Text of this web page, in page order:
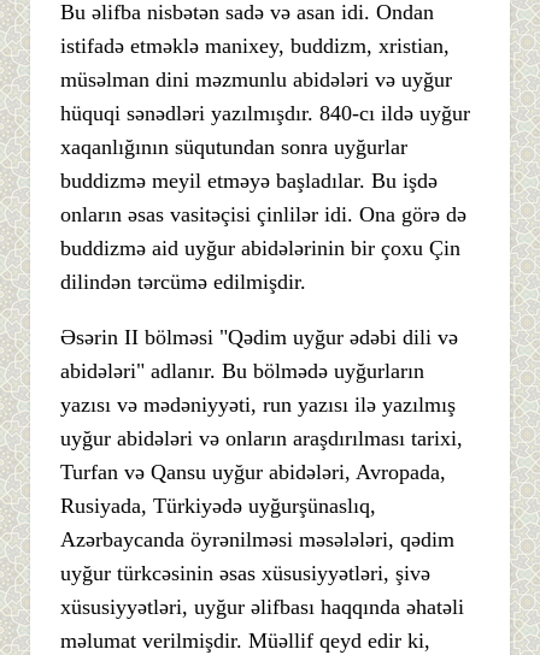
Bu əlifba nisbətən sadə və asan idi. Ondan
istifadə etməklə manixey, buddizm, xristian,
müsəlman dini məzmunlu abidələri və uyğur
hüquqi sənədləri yazılmışdır. 840-cı ildə uyğur
xaqanlığının süqutundan sonra uyğurlar
buddizmə meyil etməyə başladılar. Bu işdə
onların əsas vasitəçisi çinlilər idi. Ona görə də
buddizmə aid uyğur abidələrinin bir çoxu Çin
dilindən tərcümə edilmişdir.
Əsərin II bölməsi "Qədim uyğur ədəbi dili və
abidələri" adlanır. Bu bölmədə uyğurların
yazısı və mədəniyyəti, run yazısı ilə yazılmış
uyğur abidələri və onların araşdırılması tarixi,
Turfan və Qansu uyğur abidələri, Avropada,
Rusiyada, Türkiyədə uyğurşünaslıq,
Azərbaycanda öyrənilməsi məsələləri, qədim
uyğur türkcəsinin əsas xüsusiyyətləri, şivə
xüsusiyyətləri, uyğur əlifbası haqqında əhatəli
məlumat verilmişdir. Müəllif qeyd edir ki,